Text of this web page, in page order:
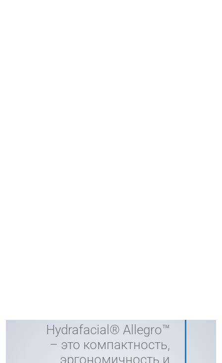
Hydrafacial® Allegro™
– это компактность,
эргономичность и